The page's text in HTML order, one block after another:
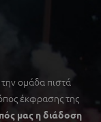
ομάδα πιστά
έκφρασης της
μας η διάδοση